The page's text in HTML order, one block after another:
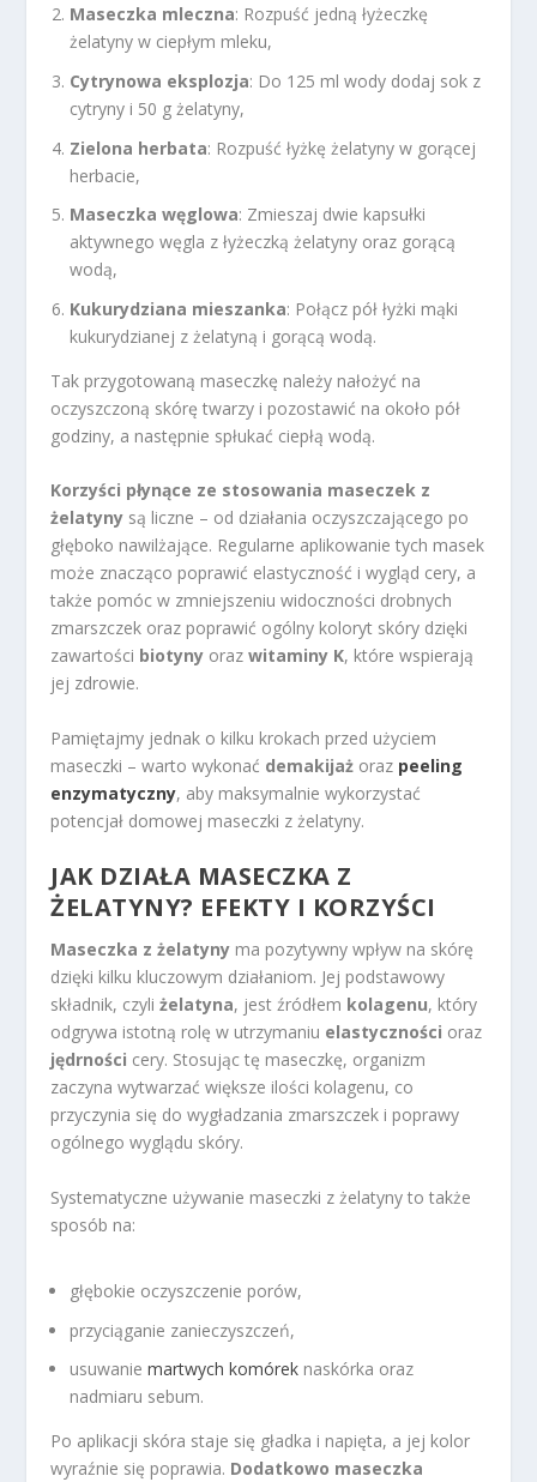
Maseczka mleczna: Rozpuść jedną łyżeczkę
żelatyny w ciepłym mleku,
Cytrynowa eksplozja: Do 125 ml wody dodaj sok z
cytryny i 50 g żelatyny,
Zielona herbata: Rozpuść łyżkę żelatyny w gorącej
herbacie,
Maseczka węglowa: Zmieszaj dwie kapsułki
aktywnego węgla z łyżeczką żelatyny oraz gorącą
wodą,
Kukurydziana mieszanka: Połącz pół łyżki mąki
kukurydzianej z żelatyną i gorącą wodą.
Tak przygotowaną maseczkę należy nałożyć na
oczyszczoną skórę twarzy i pozostawić na około pół
godziny, a następnie spłukać ciepłą wodą.
Korzyści płynące ze stosowania maseczek z
żelatyny są liczne – od działania oczyszczającego po
głęboko nawilżające. Regularne aplikowanie tych masek
może znacząco poprawić elastyczność i wygląd cery, a
także pomóc w zmniejszeniu widoczności drobnych
zmarszczek oraz poprawić ogólny koloryt skóry dzięki
zawartości biotyny orazwitaminy K, które wspierają
jej zdrowie.
Pamiętajmy jednak o kilku krokach przed użyciem
maseczki – warto wykonać demakijaż oraz peeling
enzymatyczny, aby maksymalnie wykorzystać
potencjał domowej maseczki z żelatyny.
JAK DZIAŁA MASECZKA Z
ŻELATYNY? EFEKTY I KORZYŚCI
Maseczka z żelatyny ma pozytywny wpływ na skórę
dzięki kilku kluczowym działaniom. Jej podstawowy
składnik, czyliżelatyna, jest źródłem kolagenu, który
odgrywa istotną rolę w utrzymaniu elastyczności oraz
jędrności cery. Stosując tę maseczkę, organizm
zaczyna wytwarzać większe ilości kolagenu, co
przyczynia się do wygładzania zmarszczek i poprawy
ogólnego wyglądu skóry.
Systematyczne używanie maseczki z żelatyny to także
sposób na:
głębokie oczyszczenie porów,
przyciąganie zanieczyszczeń,
usuwaniemartwych komórek naskórka oraz
nadmiaru sebum.
Po aplikacji skóra staje się gładka i napięta, a jej kolor
wyraźnie się poprawia. Dodatkowo maseczka